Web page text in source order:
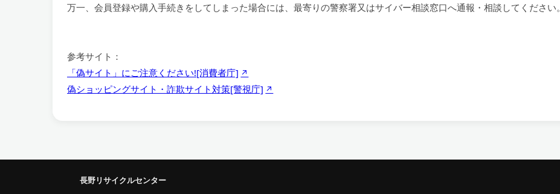
万一、会員登録や購入手続きをしてしまった場合には、最寄りの警察署又はサイバー相談窓口へ通報・相談してください。
参考サイト：
「偽サイト」にご注意ください![消費者庁]
偽ショッピングサイト・詐欺サイト対策[警視庁]
長野リサイクルセンター